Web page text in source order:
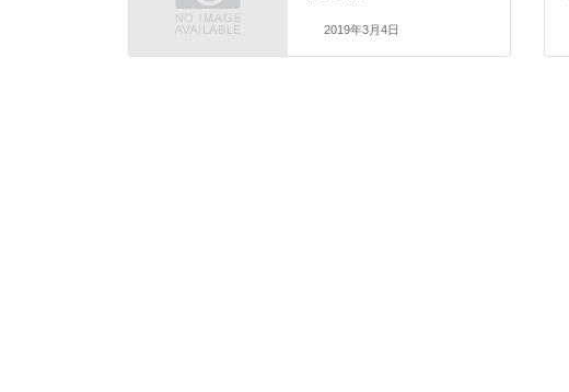
2019年3月4日